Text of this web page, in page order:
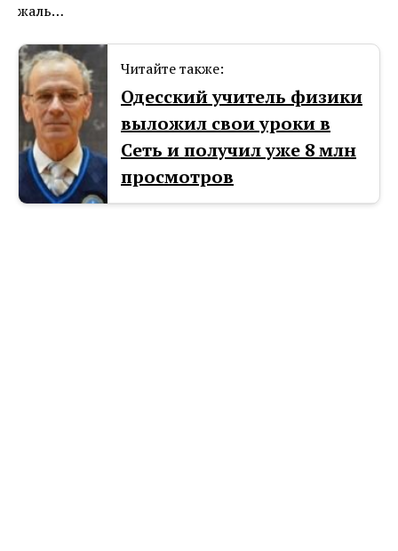
жаль…
Читайте также:
Одесский учитель физики
выложил свои уроки в
Сеть и получил уже 8 млн
просмотров